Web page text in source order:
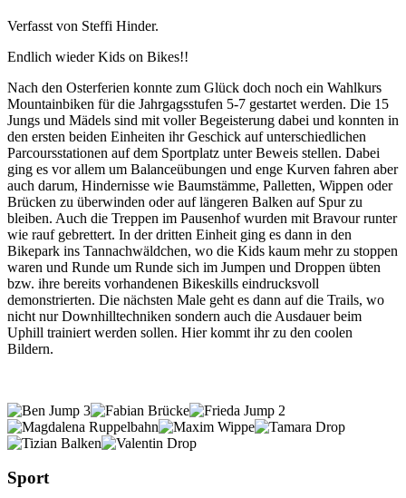
Verfasst von Steffi Hinder.
Endlich wieder Kids on Bikes!!
Nach den Osterferien konnte zum Glück doch noch ein Wahlkurs
Mountainbiken für die Jahrgagsstufen 5-7 gestartet werden. Die 15
Jungs und Mädels sind mit voller Begeisterung dabei und konnten in
den ersten beiden Einheiten ihr Geschick auf unterschiedlichen
Parcoursstationen auf dem Sportplatz unter Beweis stellen. Dabei
ging es vor allem um Balanceübungen und enge Kurven fahren aber
auch darum, Hindernisse wie Baumstämme, Palletten, Wippen oder
Brücken zu überwinden oder auf längeren Balken auf Spur zu
bleiben. Auch die Treppen im Pausenhof wurden mit Bravour runter
wie rauf gebrettert. In der dritten Einheit ging es dann in den
Bikepark ins Tannachwäldchen, wo die Kids kaum mehr zu stoppen
waren und Runde um Runde sich im Jumpen und Droppen übten
bzw. ihre bereits vorhandenen Bikeskills eindrucksvoll
demonstrierten. Die nächsten Male geht es dann auf die Trails, wo
nicht nur Downhilltechniken sondern auch die Ausdauer beim
Uphill trainiert werden sollen. Hier kommt ihr zu den coolen
Bildern.
Sport